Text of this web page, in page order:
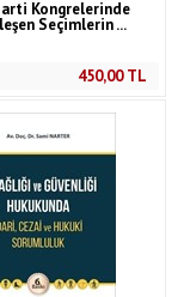
Kongrelerinde
Seçimlerin ...
450,00TL